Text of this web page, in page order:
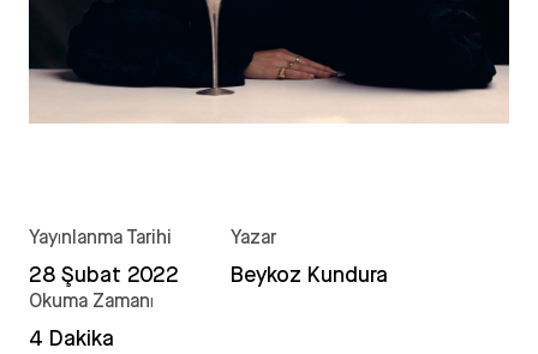
Yayınlanma Tarihi
28 Şubat 2022
Yazar
Beykoz Kundura
Okuma Zamanı
4 Dakika